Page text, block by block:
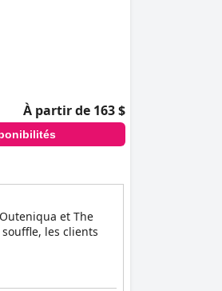
À partir de 163 $
et The
les clients